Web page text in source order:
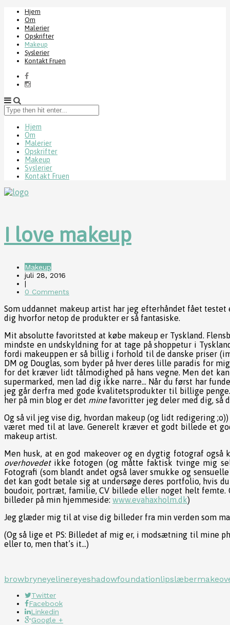
Hjem
Om
Malerier
Opskrifter
Makeup
Syslerier
Kontakt Fruen
Type
then
enter...
Hjem
Om
Malerier
Opskrifter
Makeup
Syslerier
Kontakt Fruen
I love makeup
Makeup
juli 28, 2016
|
0 Comments
Som uddannet makeup artist har jeg efterhåndet fået
dig hvorfor netop de produkter er så fantasiske.
Mit absolutte favoritsted at købe makeup er Tyskland.
mindste en undskyldning for at tage på shoppetur i
fordi makeuppen er så billig i forhold til de danske priser
DM og Douglas, som byder på hver deres lille paradis for
for det kræver lidt tålmodighed på hans vegne. Men det
supermarked, men lad dig ikke narre… Når du først har
jeg går derfra med gode kvalitetsprodukter til billige
her på min blog er det minefavoritter jeg deler med dig, så
Og så vil jeg vise dig, hvordan makeup (og lidt redigering
været med til at lave. Generelt kræver et godt billede et
makeup artist.
Men husk, at en god makeover og en dygtig fotograf
overhovedetikke fotogen (og måtte faktisk tvinge mig
Fotografi (som blandt andet også laver smukke og
det kan godt betale sig at undersøge deres portfolio, hvis
boudoir, portræt, familie, CV billede eller noget helt femte.
billeder på min hjemmeside: www.evahaxholm.dk)
Jeg glæder mig til at vise dig billeder fra min verden som
(Og så lige et PS: Billedet af mig er, i modsætning til mine
eller to, men that’s it…)
browbryneyelinereyeshadowfoundationlipslæber
Twitter
Facebook
Linkedin
Google +